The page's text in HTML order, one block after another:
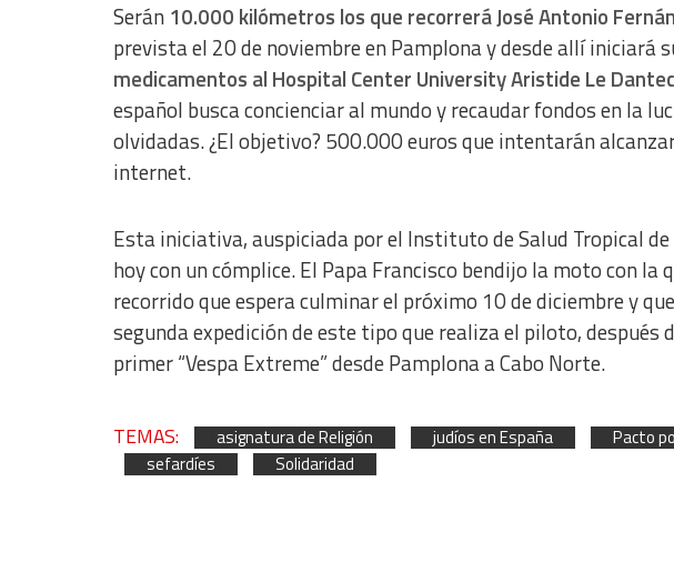
Serán 10.000 kilómetros los que recorrerá José Antonio
prevista el 20 de noviembre en Pamplona y desde allí iniciará
medicamentos al Hospital Center University Aristide Le Dantec
español busca concienciar al mundo y recaudar fondos en la
olvidadas. ¿El objetivo? 500.000 euros que intentarán
internet.
Esta iniciativa, auspiciada por el Instituto de Salud Tropical
hoy con un cómplice. El Papa Francisco bendijo la moto con la
recorrido que espera culminar el próximo 10 de diciembre y
segunda expedición de este tipo que realiza el piloto, después
primer “Vespa Extreme” desde Pamplona a Cabo Norte.
TEMAS: asignatura de Religión judíos en España Pacto
sefardíes
Solidaridad
Advertising